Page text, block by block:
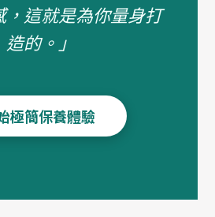
，這就是為你量身打
造的。」
極簡保養體驗